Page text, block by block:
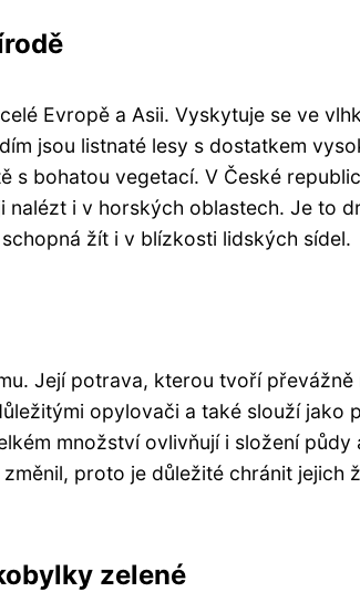
Evropě a Asii. Vyskytuje se ve
jsou listnaté lesy s dostatkem
s bohatou vegetací. V České
nalézt i v horských oblastech. Je to
žít i v blízkosti lidských sídel.
Její potrava, kterou tvoří převážně
opylovači a také slouží jako
množství ovlivňují i složení půdy
proto je důležité chránit jejich
zelené